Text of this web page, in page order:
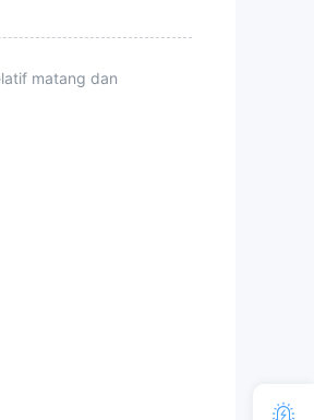
matang dan